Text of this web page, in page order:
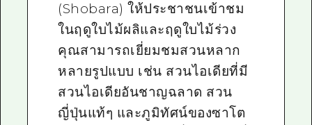
(Shobara) ให้ประชาชนเข้าชม
ในฤดูใบไม้ผลิและฤดูใบไม้ร่วง
คุณสามารถเยี่ยมชมสวนหลาก
หลายรูปแบบ เช่น สวนไอเดียที่มี
สวนไอเดียอันชาญฉลาด สวน
ญี่ปุ่นแท้ๆ และภูมิทัศน์ของซาโต